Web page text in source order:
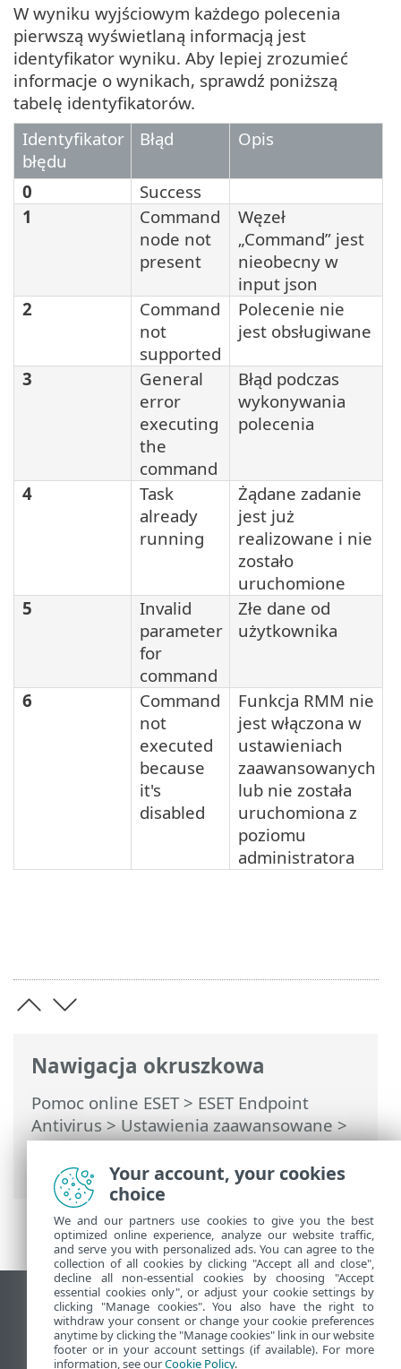
Nawigacja okruszkowa
Pomoc online ESET> ESET Endpoint
Antivirus>Ustawienia zaawansowane>
Zdalne monitorowanie i zarządzanie>
Wiersz polecenia ERMM
W wyniku wyjściowym każdego polecenia
pierwszą wyświetlaną informacją jest
identyfikator wyniku. Aby lepiej zrozumieć
informacje o wynikach, sprawdź poniższą
tabelę identyfikatorów.
Identyfikator
błędu
Błąd Opis
0
Success
1
Command
node not
present
Węzeł
„Command” jest
nieobecny w
input json
2
Command
not
supported
Polecenie nie
jest obsługiwane
3
General
error
executing
the
command
Błąd podczas
wykonywania
polecenia
4
Task
already
running
Żądane zadanie
jest już
realizowane i nie
zostało
uruchomione
5
Invalid
parameter
for
command
Złe dane od
użytkownika
6
Command
not
executed
because
it's
disabled
Funkcja RMM nie
jest włączona w
ustawieniach
zaawansowanych
lub nie została
uruchomiona z
poziomu
administratora
Wyświetl witrynę internetową dla
komputerów
End of Life
Your account, your cookies
choice
We and our partners use cookies to give you the best
optimized online experience, analyze our website traffic,
and serve you with personalized ads. You can agree to the
collection of all cookies by clicking "Accept all and close",
decline all non-essential cookies by choosing "Accept
essential cookies only", or adjust your cookie settings by
clicking "Manage cookies". You also have the right to
withdraw your consent or change your cookie preferences
anytime by clicking the "Manage cookies" link in our website
footer or in your account settings (if available). For more
information, see ourCookie Policy.